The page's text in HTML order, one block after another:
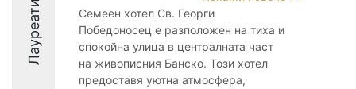
Лауреати
Семеен хотел Св. Георги
Победоносец е разположен на тиха и
спокойна улица в централната част
на живописния Банско. Този хотел
предоставя уютна атмосфера,